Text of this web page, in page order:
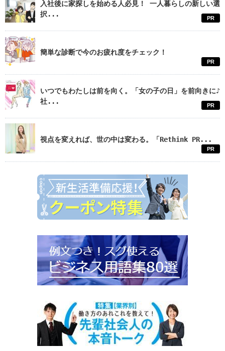
入社後に家探しを始める人必見！ 一人暮らしの新しい選
択...
PR
簡単な診断で今のお疲れ度をチェック！
PR
いつでもわたしは前を向く。「女の子の日」を前向きに♪
社...
PR
視点を変えれば、世の中は変わる。「Rethink PR...
PR